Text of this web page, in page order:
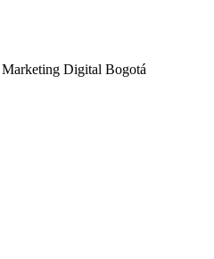
Digital Bogotá